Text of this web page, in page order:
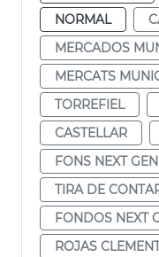
NORMAL
MERCADOS
MERCATS
TORREFIEL
CASTELLAR
FONS NEXT
TIRA DE
FONDOS NEXT
ROJAS